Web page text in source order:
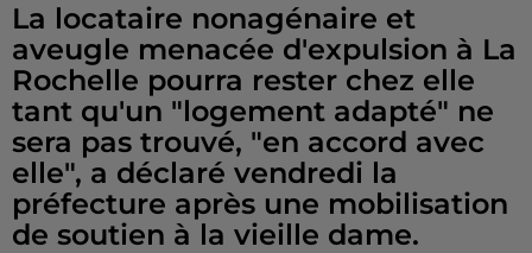
La locataire nonagénaire et
aveugle menacée d'expulsion à La
Rochelle pourra rester chez elle
tant qu'un "logement adapté" ne
sera pas trouvé, "en accord avec
elle", a déclaré vendredi la
préfecture après une mobilisation
de soutien à la vieille dame.